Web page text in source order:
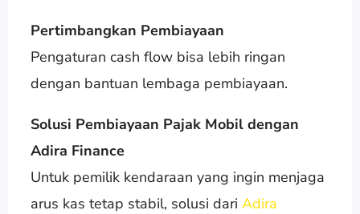
Pertimbangkan Pembiayaan
Pengaturan cash flow bisa lebih ringan
dengan bantuan lembaga pembiayaan.
Solusi Pembiayaan Pajak Mobil dengan
Adira Finance
Untuk pemilik kendaraan yang ingin menjaga
arus kas tetap stabil, solusi dari Adira